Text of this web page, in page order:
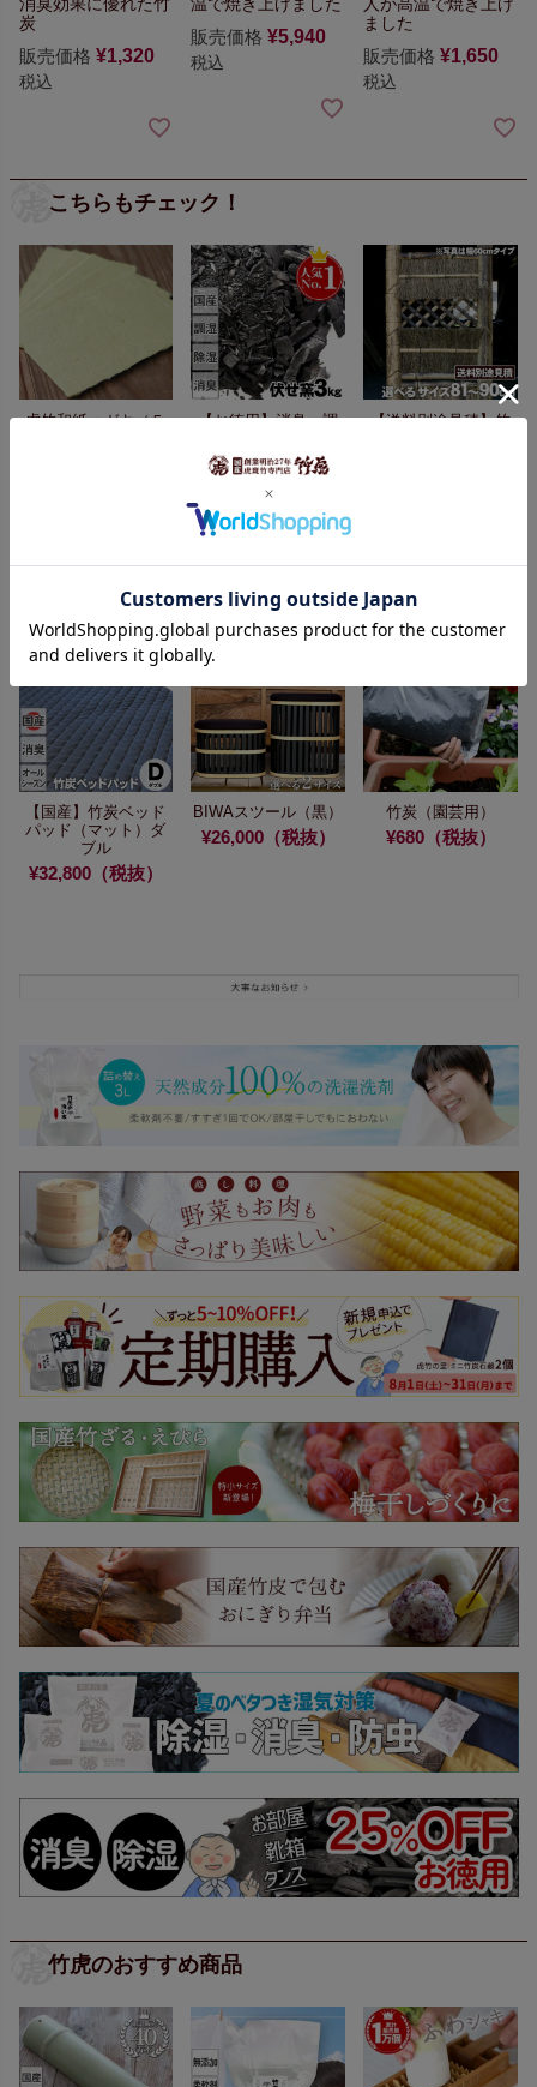
消臭効果に優れた竹
炭
販売価格 ¥1,320
税込
温で焼き上げました
販売価格 ¥5,940
税込
人が高温で焼き上げ
ました
販売価格 ¥1,650
税込
こちらもチェック！
虎竹和紙ハガキ（５
【お徳用】消臭・調
炭（バラ）通常価格
の20％OFF！ 主に色
付きの薄い虎竹端材
を利用 ムダな竹材を
無くすバンブーロス
臭・調湿にすぐれた
¥2,880（税抜）
【送料別途見積】竹
【国産】竹炭ベッド
パッド（マット）ダ
ブル
¥32,800（税抜）
BIWAスツール（黒）
¥26,000（税抜）
竹炭（園芸用）
¥680（税抜）
竹虎のおすすめ商品